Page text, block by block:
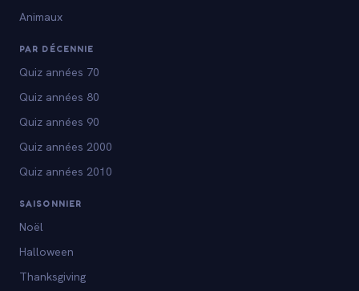
Animaux
PAR DÉCENNIE
Quiz années 70
Quiz années 80
Quiz années 90
Quiz années 2000
Quiz années 2010
SAISONNIER
Noël
Halloween
Thanksgiving